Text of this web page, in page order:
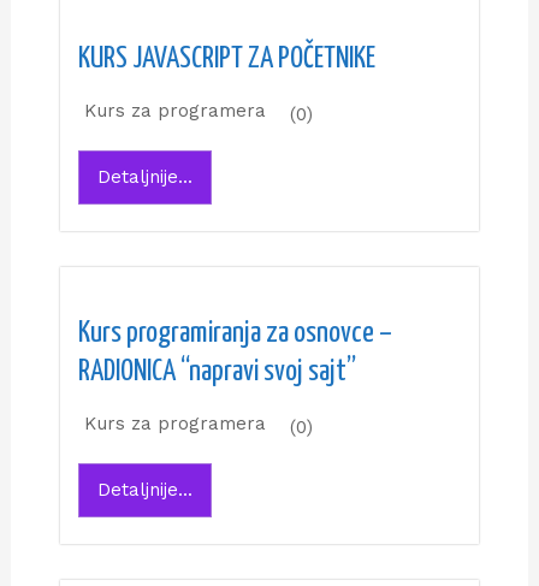
KURS JAVASCRIPT ZA POČETNIKE
Kurs za programera (0)
Detaljnije...
Kurs programiranja za osnovce –
RADIONICA “napravi svoj sajt”
Kurs za programera (0)
Detaljnije...